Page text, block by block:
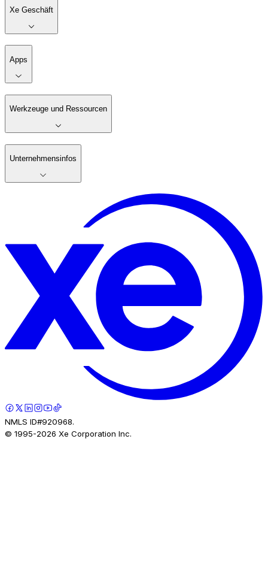
Xe Geschäft
Apps
Werkzeuge und Ressourcen
Unternehmensinfos
NMLS ID#920968.
© 1995-2026 Xe Corporation Inc.